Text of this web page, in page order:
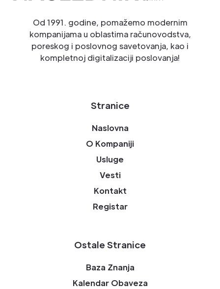
Od 1991. godine, pomažemo modernim
kompanijama u oblastima računovodstva,
poreskog i poslovnog savetovanja, kao i
kompletnoj digitalizaciji poslovanja!
Stranice
Naslovna
O Kompaniji
Usluge
Vesti
Kontakt
Registar
Ostale Stranice
Baza Znanja
Kalendar Obaveza